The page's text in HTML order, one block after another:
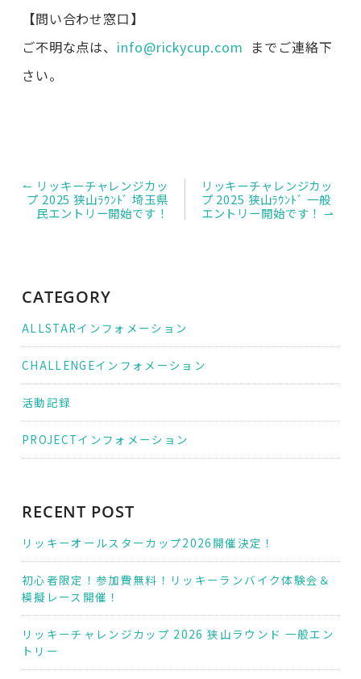
【問い合わせ窓口】
ご不明な点は、 info@rickycup.com までご連絡下
さい。
投
稿
ナ
ビ
ン
↼ リッキーチャレンジカッ
プ 2025 狭山ﾗｳﾝﾄﾞ 埼玉県
民エントリー開始です！
リッキーチャレンジカッ
プ 2025 狭山ﾗｳﾝﾄﾞ 一般
エントリー開始です！ ⇀
CATEGORY
ALLSTARインフォメーション
CHALLENGEインフォメーション
活動記録
PROJECTインフォメーション
RECENT POST
リッキーオールスターカップ2026開催決定！
初心者限定！参加費無料！リッキーランバイク体験会＆
模擬レース開催！
リッキーチャレンジカップ 2026 狭山ラウンド 一般エン
トリー